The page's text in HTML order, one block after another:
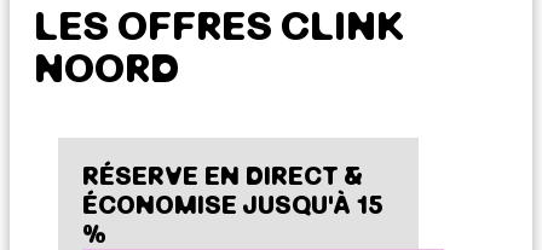
LES OFFRES CLINK
NOORD
RÉSERVE EN DIRECT &
ÉCONOMISE JUSQU'À 15
%